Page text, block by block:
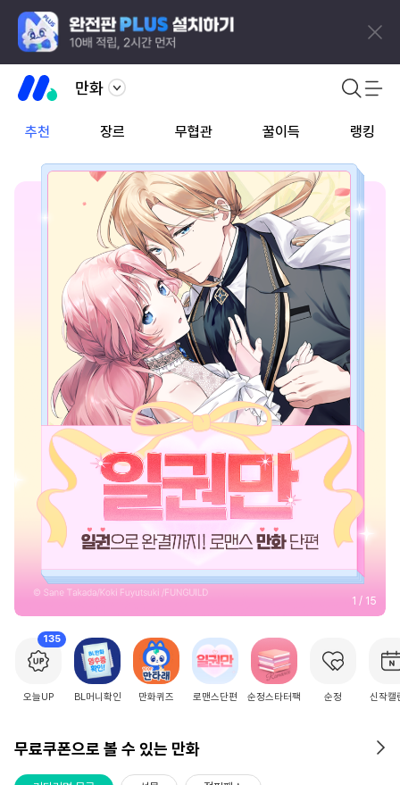
만화
추천 장르 무협관 꿀이득 랭킹
2 / 15
135
오늘UP BL머니확인 만화퀴즈 로맨스단편 순정스타터팩 순정 신작캘
무료쿠폰으로 볼 수 있는 만화